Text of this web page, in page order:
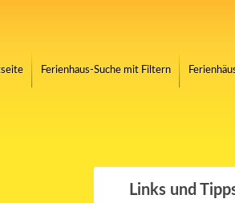
Ferienhaus-Suche mit Filtern
Links und